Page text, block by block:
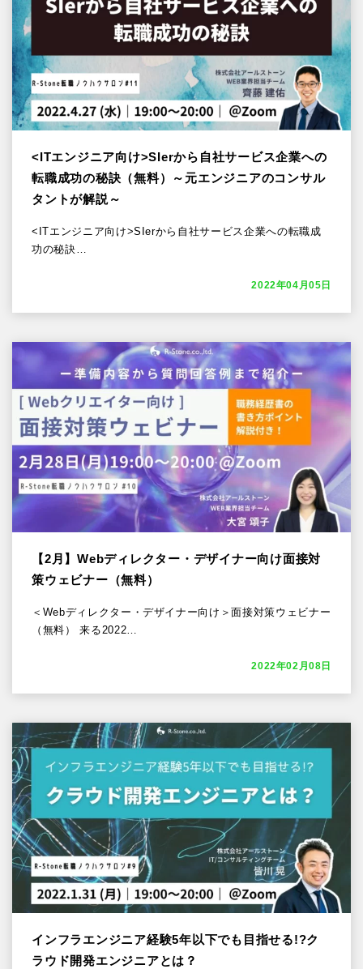
<ITエンジニア向け>SIerから自社サービス企業への
転職成功の秘訣（無料）～元エンジニアのコンサル
タントが解説～
<ITエンジニア向け>SIerから自社サービス企業への転職成
功の秘訣…
2022年04月05日
【2月】Webディレクター・デザイナー向け面接対
策ウェビナー（無料）
＜Webディレクター・デザイナー向け＞面接対策ウェビナー
（無料） 来る2022…
2022年02月08日
インフラエンジニア経験5年以下でも目指せる!?ク
ラウド開発エンジニアとは？